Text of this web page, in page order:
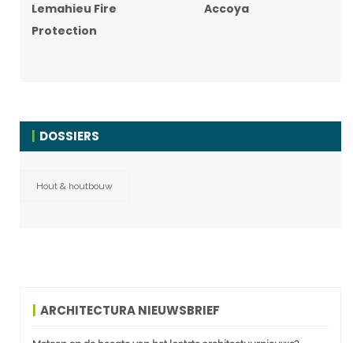
Lemahieu Fire
Protection
Accoya
DOSSIERS
Hout & houtbouw
ARCHITECTURA NIEUWSBRIEF